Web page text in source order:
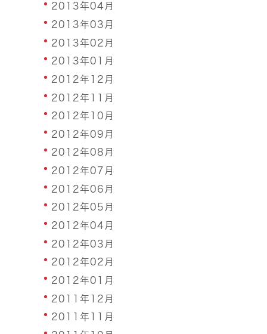
2013年04月
2013年03月
2013年02月
2013年01月
2012年12月
2012年11月
2012年10月
2012年09月
2012年08月
2012年07月
2012年06月
2012年05月
2012年04月
2012年03月
2012年02月
2012年01月
2011年12月
2011年11月